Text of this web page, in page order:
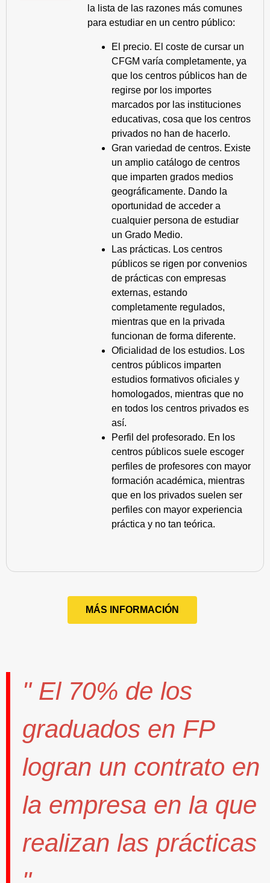
la lista de las razones más comunes
para estudiar en un centro público:
El precio. El coste de cursar un
CFGM varía completamente, ya
que los centros públicos han de
regirse por los importes
marcados por las instituciones
educativas, cosa que los centros
privados no han de hacerlo.
Gran variedad de centros. Existe
un amplio catálogo de centros
que imparten grados medios
geográficamente. Dando la
oportunidad de acceder a
cualquier persona de estudiar
un Grado Medio.
Las prácticas. Los centros
públicos se rigen por convenios
de prácticas con empresas
externas, estando
completamente regulados,
mientras que en la privada
funcionan de forma diferente.
Oficialidad de los estudios. Los
centros públicos imparten
estudios formativos oficiales y
homologados, mientras que no
en todos los centros privados es
así.
Perfil del profesorado. En los
centros públicos suele escoger
perfiles de profesores con mayor
formación académica, mientras
que en los privados suelen ser
perfiles con mayor experiencia
práctica y no tan teórica.
MÁS INFORMACIÓN
" El 70% de los
graduados en FP
logran un contrato en
la empresa en la que
realizan las prácticas